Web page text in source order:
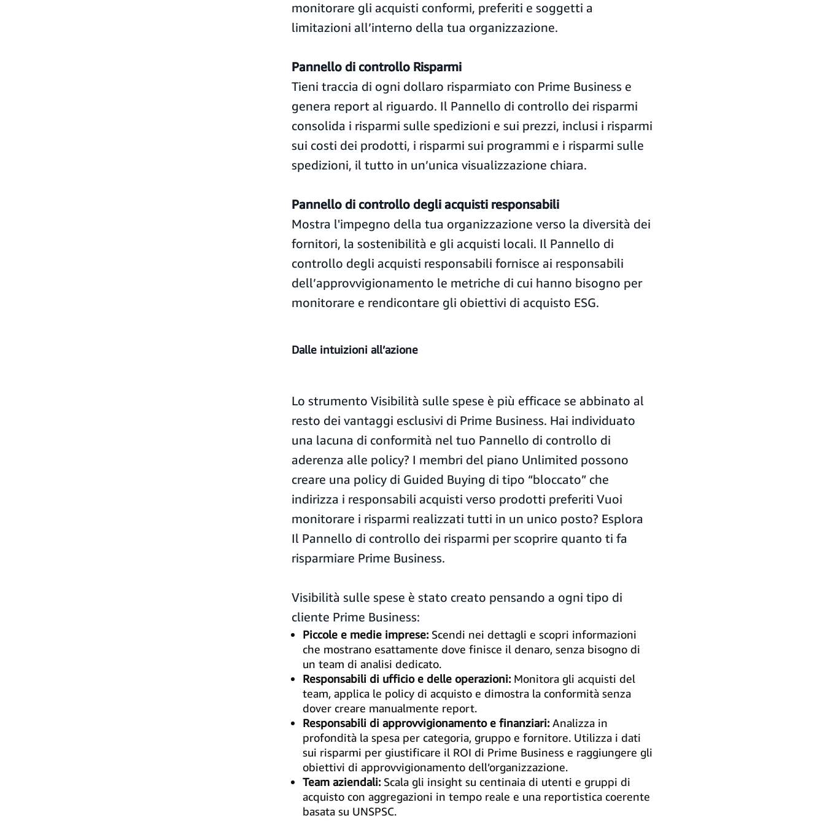
monitorare gli acquisti conformi, preferiti e soggetti a
limitazioni all’interno della tua organizzazione.
Pannello di controllo Risparmi
Tieni traccia di ogni dollaro risparmiato con Prime Business e
genera report al riguardo. Il Pannello di controllo dei risparmi
consolida i risparmi sulle spedizioni e sui prezzi, inclusi i risparmi
sui costi dei prodotti, i risparmi sui programmi e i risparmi sulle
spedizioni, il tutto in un’unica visualizzazione chiara.
Pannello di controllo degli acquisti responsabili
Mostra l'impegno della tua organizzazione verso la diversità dei
fornitori, la sostenibilità e gli acquisti locali. Il Pannello di
controllo degli acquisti responsabili fornisce ai responsabili
dell’approvvigionamento le metriche di cui hanno bisogno per
monitorare e rendicontare gli obiettivi di acquisto ESG.
Dalle intuizioni all’azione
Lo strumento Visibilità sulle spese è più efficace se abbinato al
resto dei vantaggi esclusivi di Prime Business. Hai individuato
una lacuna di conformità nel tuo Pannello di controllo di
aderenza alle policy? I membri del piano Unlimited possono
creare una policy di Guided Buying di tipo “bloccato” che
indirizza i responsabili acquisti verso prodotti preferiti Vuoi
monitorare i risparmi realizzati tutti in un unico posto? Esplora
Il Pannello di controllo dei risparmi per scoprire quanto ti fa
risparmiare Prime Business.
Visibilità sulle spese è stato creato pensando a ogni tipo di
cliente Prime Business:
Piccole e medie imprese:Scendi nei dettagli e scopri informazioni
che mostrano esattamente dove finisce il denaro, senza bisogno di
un team di analisi dedicato.
Responsabili di ufficio e delle operazioni:Monitora gli acquisti del
team, applica le policy di acquisto e dimostra la conformità senza
dover creare manualmente report.
Responsabili di approvvigionamento e finanziari:Analizza in
profondità la spesa per categoria, gruppo e fornitore. Utilizza i dati
sui risparmi per giustificare il ROI di Prime Business e raggiungere gli
obiettivi di approvvigionamento dell’organizzazione.
Team aziendali:Scala gli insight su centinaia di utenti e gruppi di
acquisto con aggregazioni in tempo reale e una reportistica coerente
basata su UNSPSC.